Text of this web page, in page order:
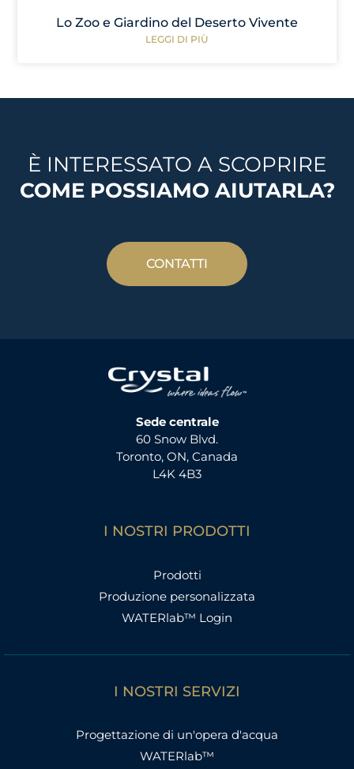
Lo Zoo e Giardino del Deserto Vivente
LEGGI DI PIÙ
È INTERESSATO A SCOPRIRE
COME POSSIAMO AIUTARLA?
CONTATTI
Sede centrale
60 Snow Blvd.
Toronto, ON, Canada
L4K 4B3
I NOSTRI PRODOTTI
Prodotti
Produzione personalizzata
WATERlab™ Login
I NOSTRI SERVIZI
Progettazione di un'opera d'acqua
WATERlab™